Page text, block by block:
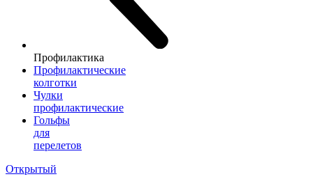
Профилактика
Профилактические
колготки
Чулки
профилактические
Гольфы
для
перелетов
Открытый